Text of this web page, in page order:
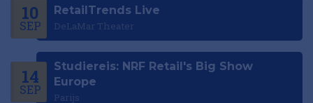
10
SEP
RetailTrends Live
DeLaMar Theater
14
SEP
Studiereis: NRF Retail's Big Show
Europe
Parijs